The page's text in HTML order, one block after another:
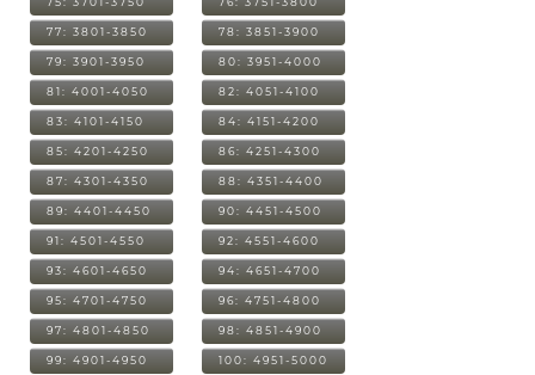
77: 3801-3850 78: 3851-3900
79: 3901-3950 80: 3951-4000
81: 4001-4050 82: 4051-4100
83: 4101-4150 84: 4151-4200
85: 4201-4250 86: 4251-4300
87: 4301-4350 88: 4351-4400
89: 4401-4450 90: 4451-4500
91: 4501-4550 92: 4551-4600
93: 4601-4650 94: 4651-4700
95: 4701-4750 96: 4751-4800
97: 4801-4850 98: 4851-4900
99: 4901-4950 100: 4951-5000